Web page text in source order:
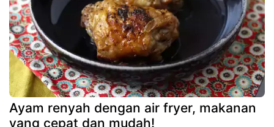
Ayam renyah dengan air fryer, makanan
yang cepat dan mudah!